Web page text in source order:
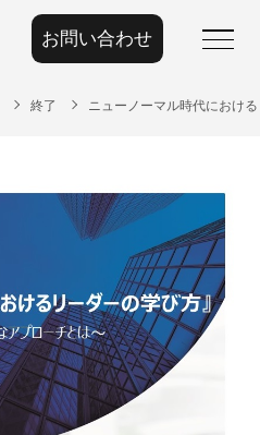
お問い合わせ
終了 ニューノーマル時代におけ